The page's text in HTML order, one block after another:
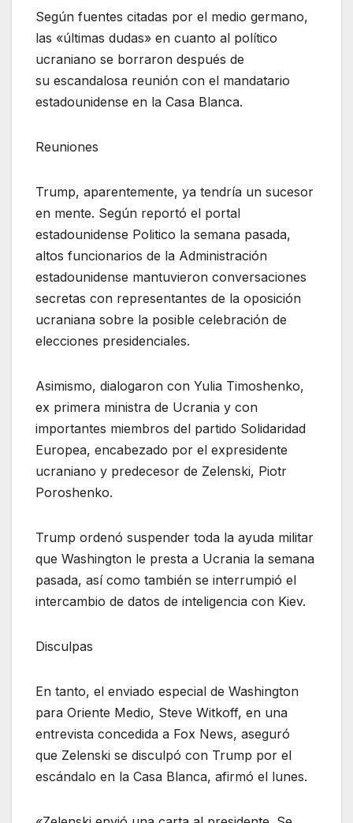
Según fuentes citadas por el medio germano,
las «últimas dudas» en cuanto al político
ucraniano se borraron después de
su escandalosa reunión con el mandatario
estadounidense en la Casa Blanca.
Reuniones
Trump, aparentemente, ya tendría un sucesor
en mente. Según reportó el portal
estadounidense Politico la semana pasada,
altos funcionarios de la Administración
estadounidense mantuvieron conversaciones
secretas con representantes de la oposición
ucraniana sobre la posible celebración de
elecciones presidenciales.
Asimismo, dialogaron con Yulia Timoshenko,
ex primera ministra de Ucrania y con
importantes miembros del partido Solidaridad
Europea, encabezado por el expresidente
ucraniano y predecesor de Zelenski, Piotr
Poroshenko.
Trump ordenó suspender toda la ayuda militar
que Washington le presta a Ucrania la semana
pasada, así como también se interrumpió el
intercambio de datos de inteligencia con Kiev.
Disculpas
En tanto, el enviado especial de Washington
para Oriente Medio, Steve Witkoff, en una
entrevista concedida a Fox News, aseguró
que Zelenski se disculpó con Trump por el
escándalo en la Casa Blanca, afirmó el lunes.